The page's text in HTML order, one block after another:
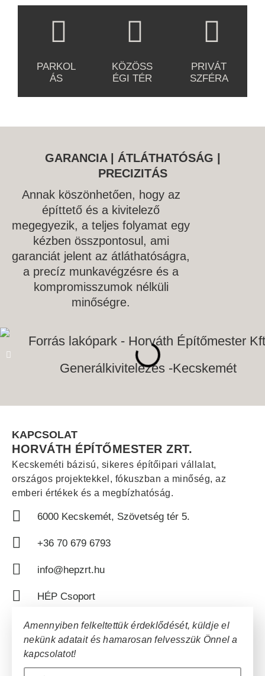
nyugodt,
csendes
kínál.
lakók
nyugalm
t.
yabb
rezsit
PARKOL
ÁS
amely a
api
autóhas
ználatot
KÖZÖSS
ÉGI TÉR
és
édok
találkoz
hatnak,
élményt
éljenek
át.
PRIVÁT
SZFÉRA
intimitás
zavartal
an
pihenést
GARANCIA | ÁTLÁTHATÓSÁG |
PRECIZITÁS
Annak köszönhetően, hogy az
építtető és a kivitelező
megegyezik, a teljes folyamat egy
kézben összpontosul, ami
garanciát jelent az átláthatóságra,
a precíz munkavégzésre és a
kompromisszumok nélküli
minőségre.
KAPCSOLAT
HORVÁTH ÉPÍTŐMESTER ZRT.
Kecskeméti bázisú, sikeres építőipari vállalat,
országos projektekkel, fókuszban a minőség, az
emberi értékek és a megbízhatóság.
6000 Kecskemét, Szövetség tér 5.
+36 70 679 6793
info@hepzrt.hu
HÉP Csoport
Amennyiben felkeltettük érdeklődését, küldje el
nekünk adatait és hamarosan felvesszük Önnel a
kapcsolatot!